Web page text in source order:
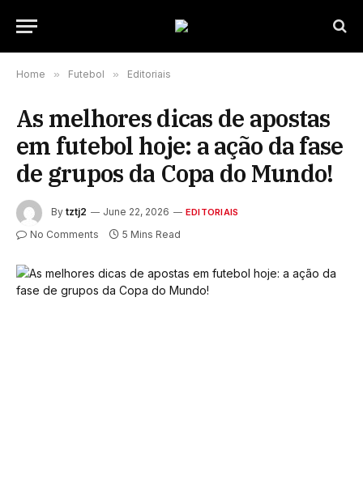
Home » Futebol » Editoriais
As melhores dicas de apostas
em futebol hoje: a ação da fase
de grupos da Copa do Mundo!
By tztj2 June 22, 2026 EDITORIAIS
No Comments 5 Mins Read